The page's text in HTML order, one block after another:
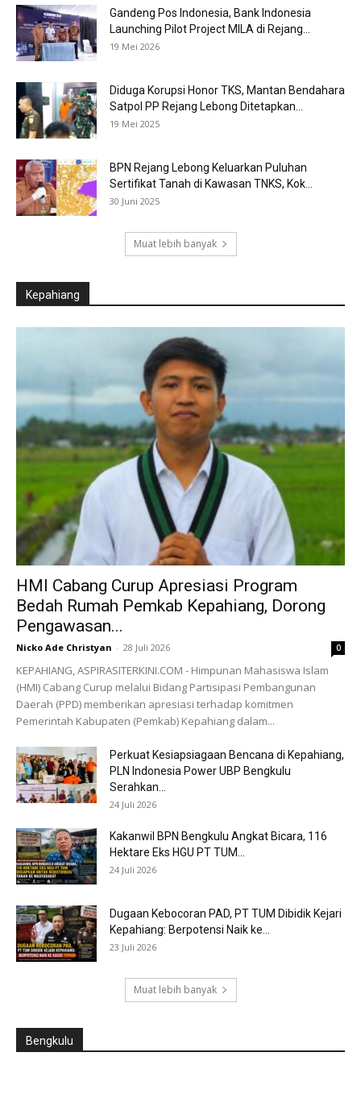
Gandeng Pos Indonesia, Bank Indonesia
Launching Pilot Project MILA di Rejang...
19 Mei 2026
Diduga Korupsi Honor TKS, Mantan Bendahara
Satpol PP Rejang Lebong Ditetapkan...
19 Mei 2025
BPN Rejang Lebong Keluarkan Puluhan
Sertifikat Tanah di Kawasan TNKS, Kok...
30 Juni 2025
Muat lebih banyak
Kepahiang
HMI Cabang Curup Apresiasi Program
Bedah Rumah Pemkab Kepahiang, Dorong
Pengawasan...
Nicko Ade Christyan - 28 Juli 2026 0
KEPAHIANG, ASPIRASITERKINI.COM - Himpunan Mahasiswa Islam
(HMI) Cabang Curup melalui Bidang Partisipasi Pembangunan
Daerah (PPD) memberikan apresiasi terhadap komitmen
Pemerintah Kabupaten (Pemkab) Kepahiang dalam...
Perkuat Kesiapsiagaan Bencana di Kepahiang,
PLN Indonesia Power UBP Bengkulu
Serahkan...
24 Juli 2026
Kakanwil BPN Bengkulu Angkat Bicara, 116
Hektare Eks HGU PT TUM...
24 Juli 2026
Dugaan Kebocoran PAD, PT TUM Dibidik Kejari
Kepahiang: Berpotensi Naik ke...
23 Juli 2026
Muat lebih banyak
Bengkulu